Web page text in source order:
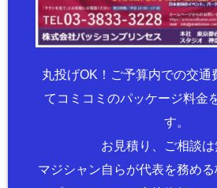
丸投げOK！ご予算内での交通
てコミコミのパッケージ料金
す。
お見積り、ご相談は
マジシャン自らが代表を務め